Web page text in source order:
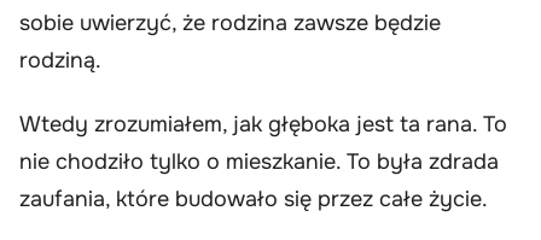
sobie uwierzyć, że rodzina zawsze będzie
rodziną.
Wtedy zrozumiałem, jak głęboka jest ta rana. To
nie chodziło tylko o mieszkanie. To była zdrada
zaufania, które budowało się przez całe życie.